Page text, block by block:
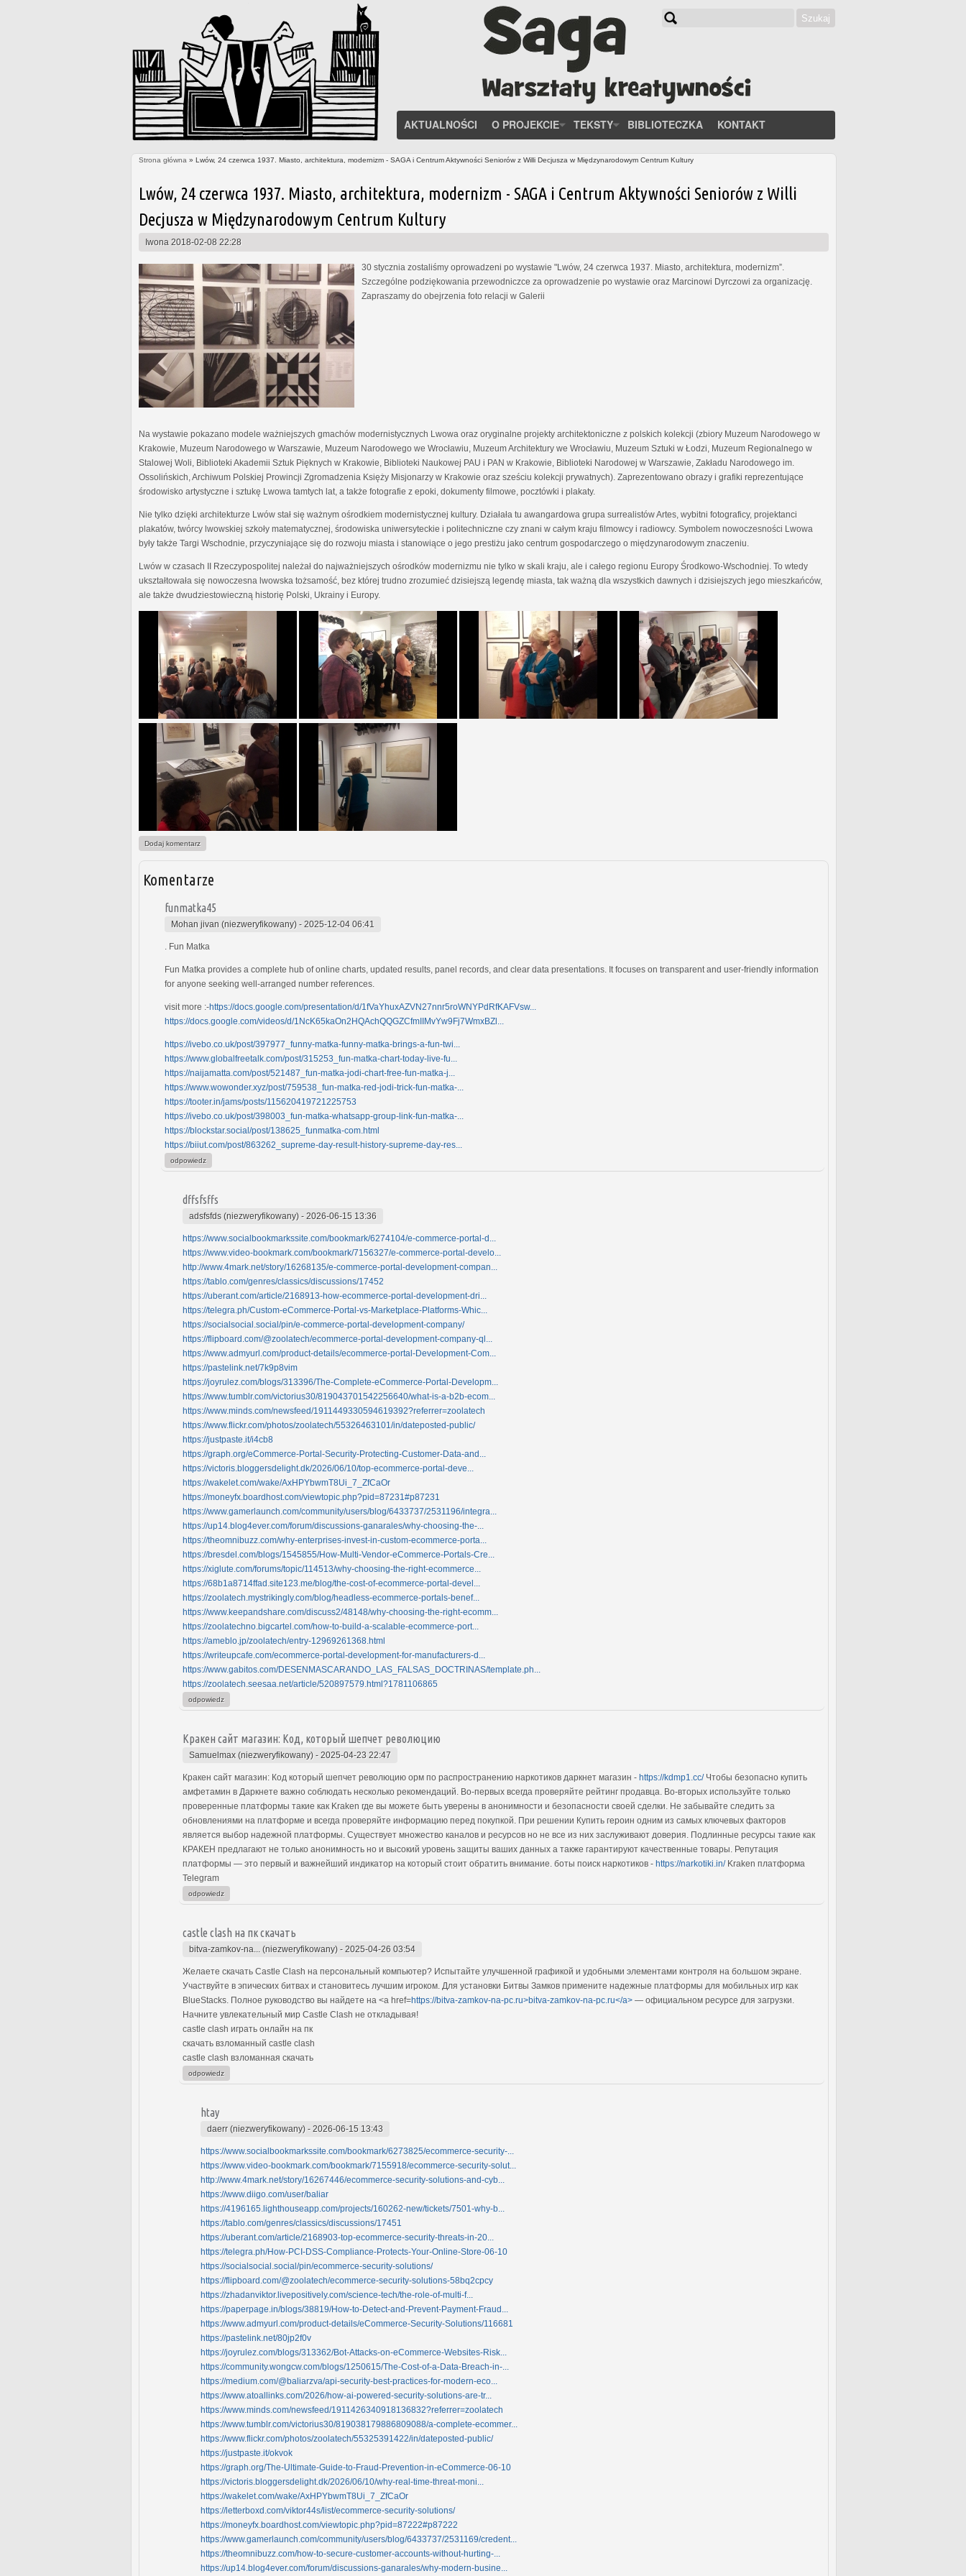
Szukaj
AKTUALNOŚCI O PROJEKCIE TEKSTY BIBLIOTECZKA KONTAKT
Strona główna » Lwów, 24 czerwca 1937. Miasto, architektura, modernizm - SAGA i Centrum Aktywności Seniorów z Willi Decjusza w Międzynarodowym Centrum Kultury
Lwów, 24 czerwca 1937. Miasto, architektura, modernizm - SAGA i Centrum Aktywności Seniorów z Willi
Decjusza w Międzynarodowym Centrum Kultury
Iwona 2018-02-08 22:28
30 stycznia zostaliśmy oprowadzeni po wystawie "Lwów, 24 czerwca 1937. Miasto, architektura, modernizm”.
Szczególne podziękowania przewodniczce za oprowadzenie po wystawie oraz Marcinowi Dyrczowi za organizację.
Zapraszamy do obejrzenia foto relacji w Galerii
Na wystawie pokazano modele ważniejszych gmachów modernistycznych Lwowa oraz oryginalne projekty architektoniczne z polskich kolekcji (zbiory Muzeum Narodowego w
Krakowie, Muzeum Narodowego w Warszawie, Muzeum Narodowego we Wrocławiu, Muzeum Architektury we Wrocławiu, Muzeum Sztuki w Łodzi, Muzeum Regionalnego w
Stalowej Woli, Biblioteki Akademii Sztuk Pięknych w Krakowie, Biblioteki Naukowej PAU i PAN w Krakowie, Biblioteki Narodowej w Warszawie, Zakładu Narodowego im.
Ossolińskich, Archiwum Polskiej Prowincji Zgromadzenia Księży Misjonarzy w Krakowie oraz sześciu kolekcji prywatnych). Zaprezentowano obrazy i grafiki reprezentujące
środowisko artystyczne i sztukę Lwowa tamtych lat, a także fotografie z epoki, dokumenty filmowe, pocztówki i plakaty.
Nie tylko dzięki architekturze Lwów stał się ważnym ośrodkiem modernistycznej kultury. Działała tu awangardowa grupa surrealistów Artes, wybitni fotograficy, projektanci
plakatów, twórcy lwowskiej szkoły matematycznej, środowiska uniwersyteckie i politechniczne czy znani w całym kraju filmowcy i radiowcy. Symbolem nowoczesności Lwowa
były także Targi Wschodnie, przyczyniające się do rozwoju miasta i stanowiące o jego prestiżu jako centrum gospodarczego o międzynarodowym znaczeniu.
Lwów w czasach II Rzeczypospolitej należał do najważniejszych ośrodków modernizmu nie tylko w skali kraju, ale i całego regionu Europy Środkowo-Wschodniej. To wtedy
ukształtowała się nowoczesna lwowska tożsamość, bez której trudno zrozumieć dzisiejszą legendę miasta, tak ważną dla wszystkich dawnych i dzisiejszych jego mieszkańców,
ale także dwudziestowieczną historię Polski, Ukrainy i Europy.
Dodaj komentarz
Komentarze
funmatka45
Mohan jivan (niezweryfikowany) - 2025-12-04 06:41
. Fun Matka
Fun Matka provides a complete hub of online charts, updated results, panel records, and clear data presentations. It focuses on transparent and user-friendly information
for anyone seeking well-arranged number references.
visit more :-https://docs.google.com/presentation/d/1fVaYhuxAZVN27nnr5roWNYPdRfKAFVsw...
https://docs.google.com/videos/d/1NcK65kaOn2HQAchQQGZCfmIIMvYw9Fj7WmxBZl...
https://ivebo.co.uk/post/397977_funny-matka-funny-matka-brings-a-fun-twi...
https://www.globalfreetalk.com/post/315253_fun-matka-chart-today-live-fu...
https://naijamatta.com/post/521487_fun-matka-jodi-chart-free-fun-matka-j...
https://www.wowonder.xyz/post/759538_fun-matka-red-jodi-trick-fun-matka-...
https://tooter.in/jams/posts/115620419721225753
https://ivebo.co.uk/post/398003_fun-matka-whatsapp-group-link-fun-matka-...
https://blockstar.social/post/138625_funmatka-com.html
https://biiut.com/post/863262_supreme-day-result-history-supreme-day-res...
odpowiedz
dffsfsffs
adsfsfds (niezweryfikowany) - 2026-06-15 13:36
https://www.socialbookmarkssite.com/bookmark/6274104/e-commerce-portal-d...
https://www.video-bookmark.com/bookmark/7156327/e-commerce-portal-develo...
http://www.4mark.net/story/16268135/e-commerce-portal-development-compan...
https://tablo.com/genres/classics/discussions/17452
https://uberant.com/article/2168913-how-ecommerce-portal-development-dri...
https://telegra.ph/Custom-eCommerce-Portal-vs-Marketplace-Platforms-Whic...
https://socialsocial.social/pin/e-commerce-portal-development-company/
https://flipboard.com/@zoolatech/ecommerce-portal-development-company-ql...
https://www.admyurl.com/product-details/ecommerce-portal-Development-Com...
https://pastelink.net/7k9p8vim
https://joyrulez.com/blogs/313396/The-Complete-eCommerce-Portal-Developm...
https://www.tumblr.com/victorius30/819043701542256640/what-is-a-b2b-ecom...
https://www.minds.com/newsfeed/1911449330594619392?referrer=zoolatech
https://www.flickr.com/photos/zoolatech/55326463101/in/dateposted-public/
https://justpaste.it/i4cb8
https://graph.org/eCommerce-Portal-Security-Protecting-Customer-Data-and...
https://victoris.bloggersdelight.dk/2026/06/10/top-ecommerce-portal-deve...
https://wakelet.com/wake/AxHPYbwmT8Ui_7_ZfCaOr
https://moneyfx.boardhost.com/viewtopic.php?pid=87231#p87231
https://www.gamerlaunch.com/community/users/blog/6433737/2531196/integra...
https://up14.blog4ever.com/forum/discussions-ganarales/why-choosing-the-...
https://theomnibuzz.com/why-enterprises-invest-in-custom-ecommerce-porta...
https://bresdel.com/blogs/1545855/How-Multi-Vendor-eCommerce-Portals-Cre...
https://xiglute.com/forums/topic/114513/why-choosing-the-right-ecommerce...
https://68b1a8714ffad.site123.me/blog/the-cost-of-ecommerce-portal-devel...
https://zoolatech.mystrikingly.com/blog/headless-ecommerce-portals-benef...
https://www.keepandshare.com/discuss2/48148/why-choosing-the-right-ecomm...
https://zoolatechno.bigcartel.com/how-to-build-a-scalable-ecommerce-port...
https://ameblo.jp/zoolatech/entry-12969261368.html
https://writeupcafe.com/ecommerce-portal-development-for-manufacturers-d...
https://www.gabitos.com/DESENMASCARANDO_LAS_FALSAS_DOCTRINAS/template.ph...
https://zoolatech.seesaa.net/article/520897579.html?1781106865
odpowiedz
Кракен сайт магазин: Код, который шепчет революцию
Samuelmax (niezweryfikowany) - 2025-04-23 22:47
Кракен сайт магазин: Код который шепчет революцию орм по распространению наркотиков даркнет магазин - https://kdmp1.cc/Чтобы безопасно купить
амфетамин в Даркнете важно соблюдать несколько рекомендаций. Во-первых всегда проверяйте рейтинг продавца. Во-вторых используйте только
проверенные платформы такие как Kraken где вы можете быть уверены в анонимности и безопасности своей сделки. Не забывайте следить за
обновлениями на платформе и всегда проверяйте информацию перед покупкой. При решении Купить героин одним из самых ключевых факторов
является выбор надежной платформы. Существует множество каналов и ресурсов но не все из них заслуживают доверия. Подлинные ресурсы такие как
КРАКЕН предлагают не только анонимность но и высокий уровень защиты ваших данных а также гарантируют качественные товары. Репутация
платформы — это первый и важнейший индикатор на который стоит обратить внимание. боты поиск наркотиков - https://narkotiki.in/Kraken платформа
Telegram
odpowiedz
castle clash на пк скачать
bitva-zamkov-na... (niezweryfikowany) - 2025-04-26 03:54
Желаете скачать Castle Clash на персональный компьютер? Испытайте улучшенной графикой и удобными элементами контроля на большом экране.
Участвуйте в эпических битвах и становитесь лучшим игроком. Для установки Битвы Замков примените надежные платформы для мобильных игр как
BlueStacks. Полное руководство вы найдете на <a href=https://bitva-zamkov-na-pc.ru>bitva-zamkov-na-pc.ru</a> — официальном ресурсе для загрузки.
Начните увлекательный мир Castle Clash не откладывая!
castle clash играть онлайн на пк
скачать взломанный castle clash
castle clash взломанная скачать
odpowiedz
htay
daerr (niezweryfikowany) - 2026-06-15 13:43
https://www.socialbookmarkssite.com/bookmark/6273825/ecommerce-security-...
https://www.video-bookmark.com/bookmark/7155918/ecommerce-security-solut...
http://www.4mark.net/story/16267446/ecommerce-security-solutions-and-cyb...
https://www.diigo.com/user/baliar
https://4196165.lighthouseapp.com/projects/160262-new/tickets/7501-why-b...
https://tablo.com/genres/classics/discussions/17451
https://uberant.com/article/2168903-top-ecommerce-security-threats-in-20...
https://telegra.ph/How-PCI-DSS-Compliance-Protects-Your-Online-Store-06-10
https://socialsocial.social/pin/ecommerce-security-solutions/
https://flipboard.com/@zoolatech/ecommerce-security-solutions-58bq2cpcy
https://zhadanviktor.livepositively.com/science-tech/the-role-of-multi-f...
https://paperpage.in/blogs/38819/How-to-Detect-and-Prevent-Payment-Fraud...
https://www.admyurl.com/product-details/eCommerce-Security-Solutions/116681
https://pastelink.net/80jp2f0v
https://joyrulez.com/blogs/313362/Bot-Attacks-on-eCommerce-Websites-Risk...
https://community.wongcw.com/blogs/1250615/The-Cost-of-a-Data-Breach-in-...
https://medium.com/@baliarzva/api-security-best-practices-for-modern-eco...
https://www.atoallinks.com/2026/how-ai-powered-security-solutions-are-tr...
https://www.minds.com/newsfeed/1911426340918136832?referrer=zoolatech
https://www.tumblr.com/victorius30/819038179886809088/a-complete-ecommer...
https://www.flickr.com/photos/zoolatech/55325391422/in/dateposted-public/
https://justpaste.it/okvok
https://graph.org/The-Ultimate-Guide-to-Fraud-Prevention-in-eCommerce-06-10
https://victoris.bloggersdelight.dk/2026/06/10/why-real-time-threat-moni...
https://wakelet.com/wake/AxHPYbwmT8Ui_7_ZfCaOr
https://letterboxd.com/viktor44s/list/ecommerce-security-solutions/
https://moneyfx.boardhost.com/viewtopic.php?pid=87222#p87222
https://www.gamerlaunch.com/community/users/blog/6433737/2531169/credent...
https://theomnibuzz.com/how-to-secure-customer-accounts-without-hurting-...
https://up14.blog4ever.com/forum/discussions-ganarales/why-modern-busine...